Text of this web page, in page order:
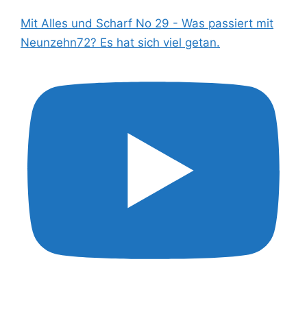
Mit Alles und Scharf No 29 - Was passiert mit
Neunzehn72? Es hat sich viel getan.